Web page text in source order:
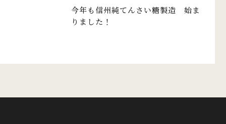
今年も信州純てんさい糖製造 始ま
りました！